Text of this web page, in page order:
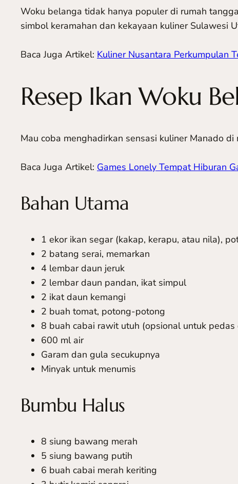
Woku belanga tidak hanya populer di rumah
simbol keramahan dan kekayaan kuliner Sulawesi
Baca Juga Artikel: Kuliner Nusantara Perkumpulan
Resep Ikan Woku
Mau coba menghadirkan sensasi kuliner Manado
Baca Juga Artikel: Games Lonely Tempat Hiburan
Bahan Utama
1 ekor ikan segar (kakap, kerapu, atau nila),
2 batang serai, memarkan
4 lembar daun jeruk
2 lembar daun pandan, ikat simpul
2 ikat daun kemangi
2 buah tomat, potong-potong
8 buah cabai rawit utuh (opsional untuk pedas
600 ml air
Garam dan gula secukupnya
Minyak untuk menumis
Bumbu Halus
8 siung bawang merah
5 siung bawang putih
6 buah cabai merah keriting